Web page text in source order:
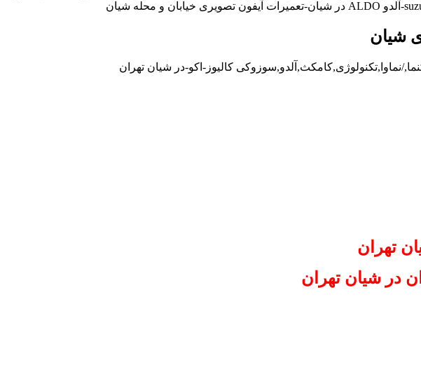
شیان
نماوا,تکنولوژی,کامکث,آلدو,سوزوکی کالیوز-اکو-در شیان تهران
تهران
در شیان تهران